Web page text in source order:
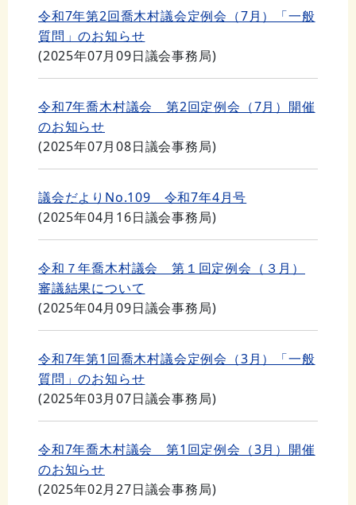
令和7年第2回喬木村議会定例会（7月）「一般
質問」のお知らせ
(2025年07月09日議会事務局)
令和7年喬木村議会 第2回定例会（7月）開催
のお知らせ
(2025年07月08日議会事務局)
議会だよりNo.109 令和7年4月号
(2025年04月16日議会事務局)
令和７年喬木村議会 第１回定例会（３月）
審議結果について
(2025年04月09日議会事務局)
令和7年第1回喬木村議会定例会（3月）「一般
質問」のお知らせ
(2025年03月07日議会事務局)
令和7年喬木村議会 第1回定例会（3月）開催
のお知らせ
(2025年02月27日議会事務局)